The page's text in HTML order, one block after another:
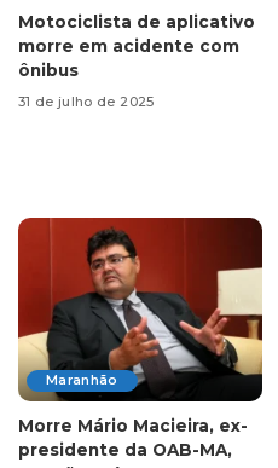
Motociclista de aplicativo
morre em acidente com
ônibus
31 de julho de 2025
Maranhão
Morre Mário Macieira, ex-
presidente da OAB-MA,